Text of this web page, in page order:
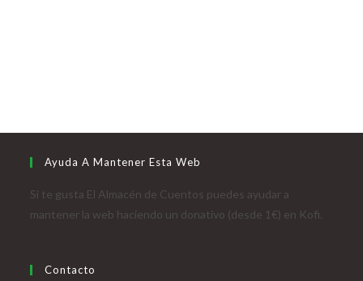
Ayuda A Mantener Esta Web
Si te gusta El Almacén de Cuentos puedes ayudar a
mantener la web haciendo un donativo (desde 1€) en Kofi.
Contacto